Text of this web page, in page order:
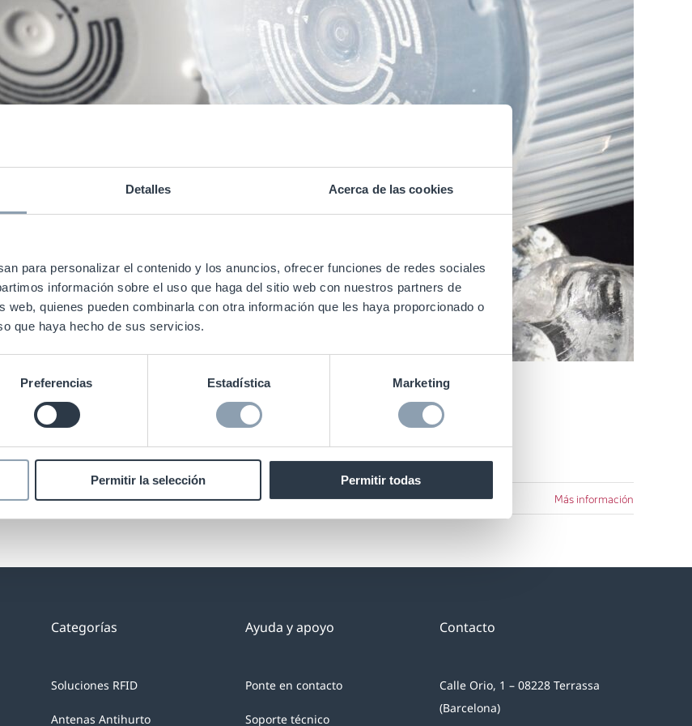
Detalles Acerca de las cookies
para personalizar el contenido y los anuncios, ofrecer funciones de redes sociales
información sobre el uso que haga del sitio web con nuestros partners de
web, quienes pueden combinarla con otra información que les haya proporcionado o
que haya hecho de sus servicios.
Preferencias Estadística Marketing
Permitir la selección Permitir todas
Envases Inteligentes con RFID
no es [...]
Más información
Categorías
Soluciones RFID
Antenas Antihurto
Ayuda y apoyo
Ponte en contacto
Soporte técnico
Contacto
Calle Orio, 1 – 08228 Terrassa
(Barcelona)